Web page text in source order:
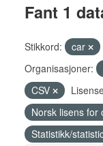
Fant 1
Stikkord: car
Organisasjoner:
CSV
Norsk lisens for
Statistikk/